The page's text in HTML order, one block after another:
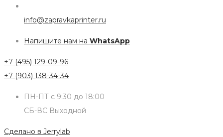
info@zapravkaprinter.ru
Напишите нам на WhatsApp
+7 (495) 129-09-96
+7 (903) 138-34-34
ПН-ПТ с 9:30 до 18:00
СБ-ВС Выходной
Сделано в Jerrylab